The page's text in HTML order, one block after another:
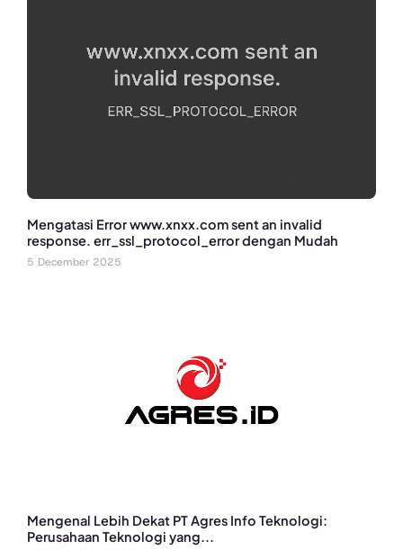
Mengatasi Error www.xnxx.com sent an invalid
response. err_ssl_protocol_error dengan Mudah
5 December 2025
Mengenal Lebih Dekat PT Agres Info Teknologi:
Perusahaan Teknologi yang...